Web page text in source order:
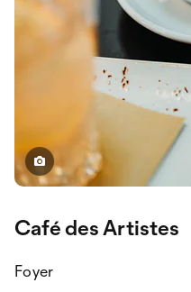
Café des Artistes
Foyer